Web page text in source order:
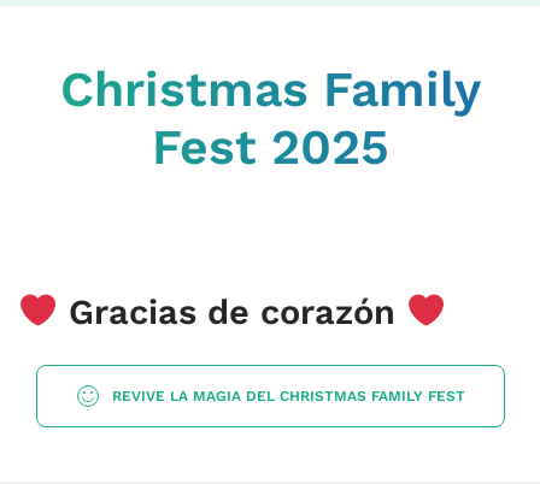
Christmas Family
Fest 2025
Gracias de corazón
REVIVE LA MAGIA DEL CHRISTMAS FAMILY FEST